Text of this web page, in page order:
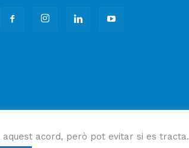
acord, però pot evitar si es tracta.